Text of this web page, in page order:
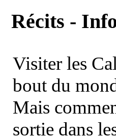
Récits -
Visiter les
bout du
Mais
sortie dans